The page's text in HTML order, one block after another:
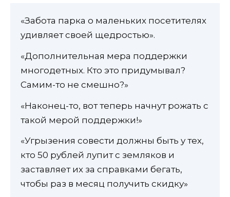
«Забота парка о маленьких посетителях
удивляет своей щедростью».
«Дополнительная мера поддержки
многодетных. Кто это придумывал?
Самим-то не смешно?»
«Наконец-то, вот теперь начнут рожать с
такой мерой поддержки!»
«Угрызения совести должны быть у тех,
кто 50 рублей лупит с земляков и
заставляет их за справками бегать,
чтобы раз в месяц получить скидку»